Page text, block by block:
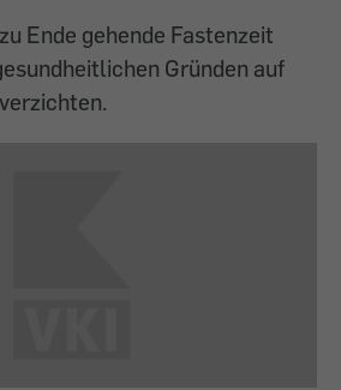
Ende gehende Fastenzeit
Gründen auf